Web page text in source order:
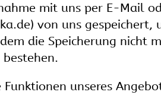
mit uns per E-Mail
von uns
die Speicherung nicht
unseres